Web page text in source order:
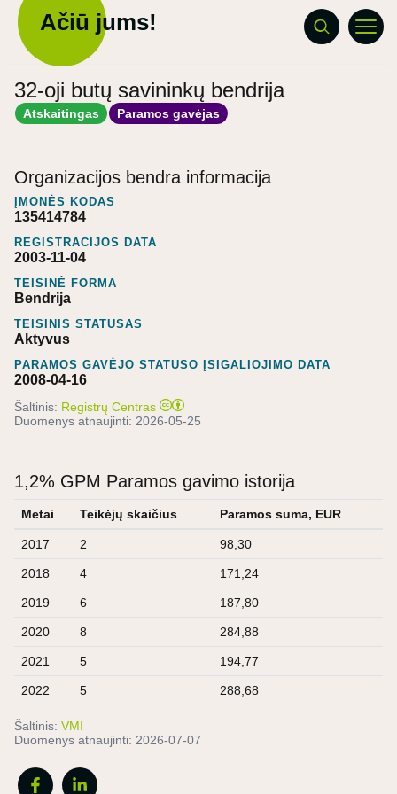
Ačiū jums!
32-oji butų savininkų bendrija
Atskaitingas Paramos gavėjas
Organizacijos bendra informacija
ĮMONĖS KODAS
135414784
REGISTRACIJOS DATA
2003-11-04
TEISINĖ FORMA
Bendrija
TEISINIS STATUSAS
Aktyvus
PARAMOS GAVĖJO STATUSO ĮSIGALIOJIMO DATA
2008-04-16
Šaltinis: Registrų Centras
Duomenys atnaujinti: 2026-05-25
1,2% GPM Paramos gavimo istorija
Metai Teikėjų skaičius Paramos suma, EUR
2017 2 98,30
2018 4 171,24
2019 6 187,80
2020 8 284,88
2021 5 194,77
2022 5 288,68
Šaltinis: VMI
Duomenys atnaujinti: 2026-07-07